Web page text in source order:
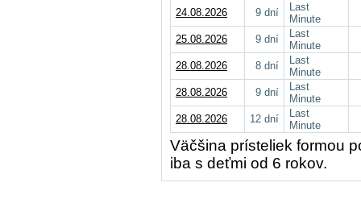
24.08.2026
9 dní
Last
Minute
25.08.2026
9 dní
Last
Minute
28.08.2026
8 dní
Last
Minute
28.08.2026
9 dní
Last
Minute
28.08.2026
12 dní
Last
Minute
Väčšina prísteliek formou
iba s deťmi od 6 rokov.